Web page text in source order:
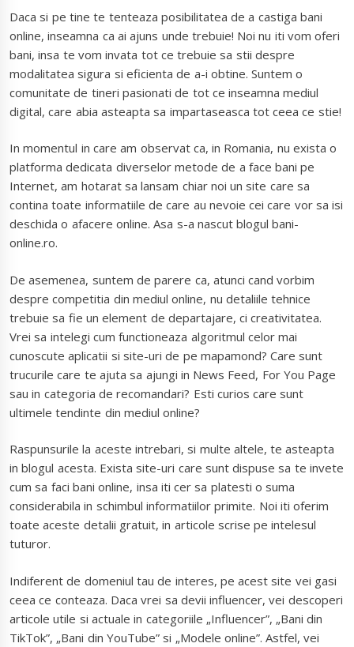
Daca si pe tine te tenteaza posibilitatea de a castiga bani
online, inseamna ca ai ajuns unde trebuie! Noi nu iti vom oferi
bani, insa te vom invata tot ce trebuie sa stii despre
modalitatea sigura si eficienta de a-i obtine. Suntem o
comunitate de tineri pasionati de tot ce inseamna mediul
digital, care abia asteapta sa impartaseasca tot ceea ce stie!
In momentul in care am observat ca, in Romania, nu exista o
platforma dedicata diverselor metode de a face bani pe
Internet, am hotarat sa lansam chiar noi un site care sa
contina toate informatiile de care au nevoie cei care vor sa isi
deschida o afacere online. Asa s-a nascut blogul bani-
online.ro.
De asemenea, suntem de parere ca, atunci cand vorbim
despre competitia din mediul online, nu detaliile tehnice
trebuie sa fie un element de departajare, ci creativitatea.
Vrei sa intelegi cum functioneaza algoritmul celor mai
cunoscute aplicatii si site-uri de pe mapamond? Care sunt
trucurile care te ajuta sa ajungi in News Feed, For You Page
sau in categoria de recomandari? Esti curios care sunt
ultimele tendinte din mediul online?
Raspunsurile la aceste intrebari, si multe altele, te asteapta
in blogul acesta. Exista site-uri care sunt dispuse sa te invete
cum sa faci bani online, insa iti cer sa platesti o suma
considerabila in schimbul informatiilor primite. Noi iti oferim
toate aceste detalii gratuit, in articole scrise pe intelesul
tuturor.
Indiferent de domeniul tau de interes, pe acest site vei gasi
ceea ce conteaza. Daca vrei sa devii influencer, vei descoperi
articole utile si actuale in categoriile „Influencer”, „Bani din
TikTok”, „Bani din YouTube” si „Modele online”. Astfel, vei